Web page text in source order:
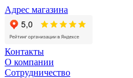
Адрес магазина
Контакты
О компании
Сотрудничество